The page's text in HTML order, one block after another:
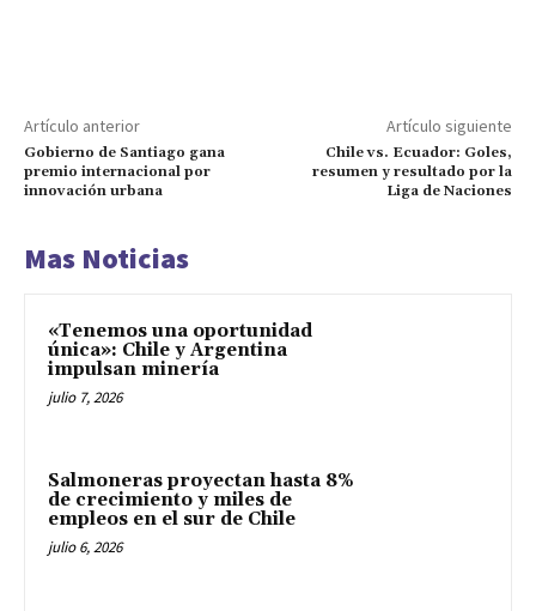
Artículo anterior
Gobierno de Santiago gana
premio internacional por
innovación urbana
Artículo siguiente
Chile vs. Ecuador: Goles,
resumen y resultado por la
Liga de Naciones
Mas Noticias
«Tenemos una oportunidad
única»: Chile y Argentina
impulsan minería
julio 7, 2026
Salmoneras proyectan hasta 8%
de crecimiento y miles de
empleos en el sur de Chile
julio 6, 2026